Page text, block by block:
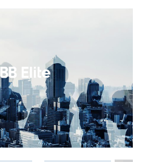
盈利组织